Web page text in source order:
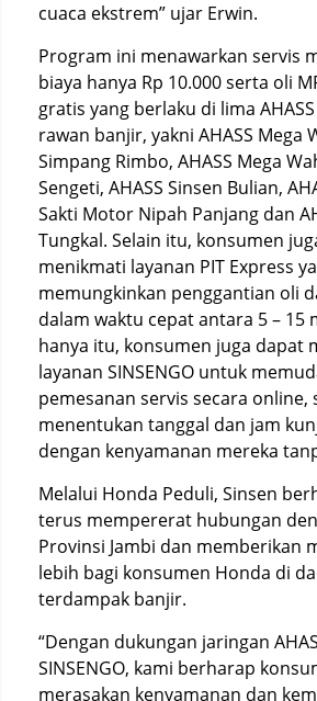
cuaca ekstrem” ujar Erwin.
Program ini menawarkan servis
biaya hanya Rp 10.000 serta oli
gratis yang berlaku di lima
rawan banjir, yakni AHASS Mega
Simpang Rimbo, AHASS Mega
Sengeti, AHASS Sinsen Bulian,
Sakti Motor Nipah Panjang dan
Tungkal. Selain itu, konsumen
menikmati layanan PIT Express
memungkinkan penggantian oli
dalam waktu cepat antara 5 – 15
hanya itu, konsumen juga dapat
layanan SINSENGO untuk
pemesanan servis secara online,
menentukan tanggal dan jam
dengan kenyamanan mereka
Melalui Honda Peduli, Sinsen
terus mempererat hubungan
Provinsi Jambi dan memberikan
lebih bagi konsumen Honda di
terdampak banjir.
“Dengan dukungan jaringan
SINSENGO, kami berharap
merasakan kenyamanan dan